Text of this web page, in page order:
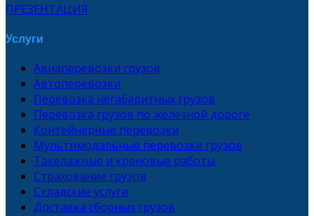
ПРЕЗЕНТАЦИЯ
Услуги
Авиаперевозки грузов
Автоперевозки
Перевозка негабаритных грузов
Перевозка грузов по железной дороге
Контейнерные перевозки
Мультимодальные перевозки грузов
Такелажные и крановые работы
Страхование грузов
Складские услуги
Доставка сборных грузов